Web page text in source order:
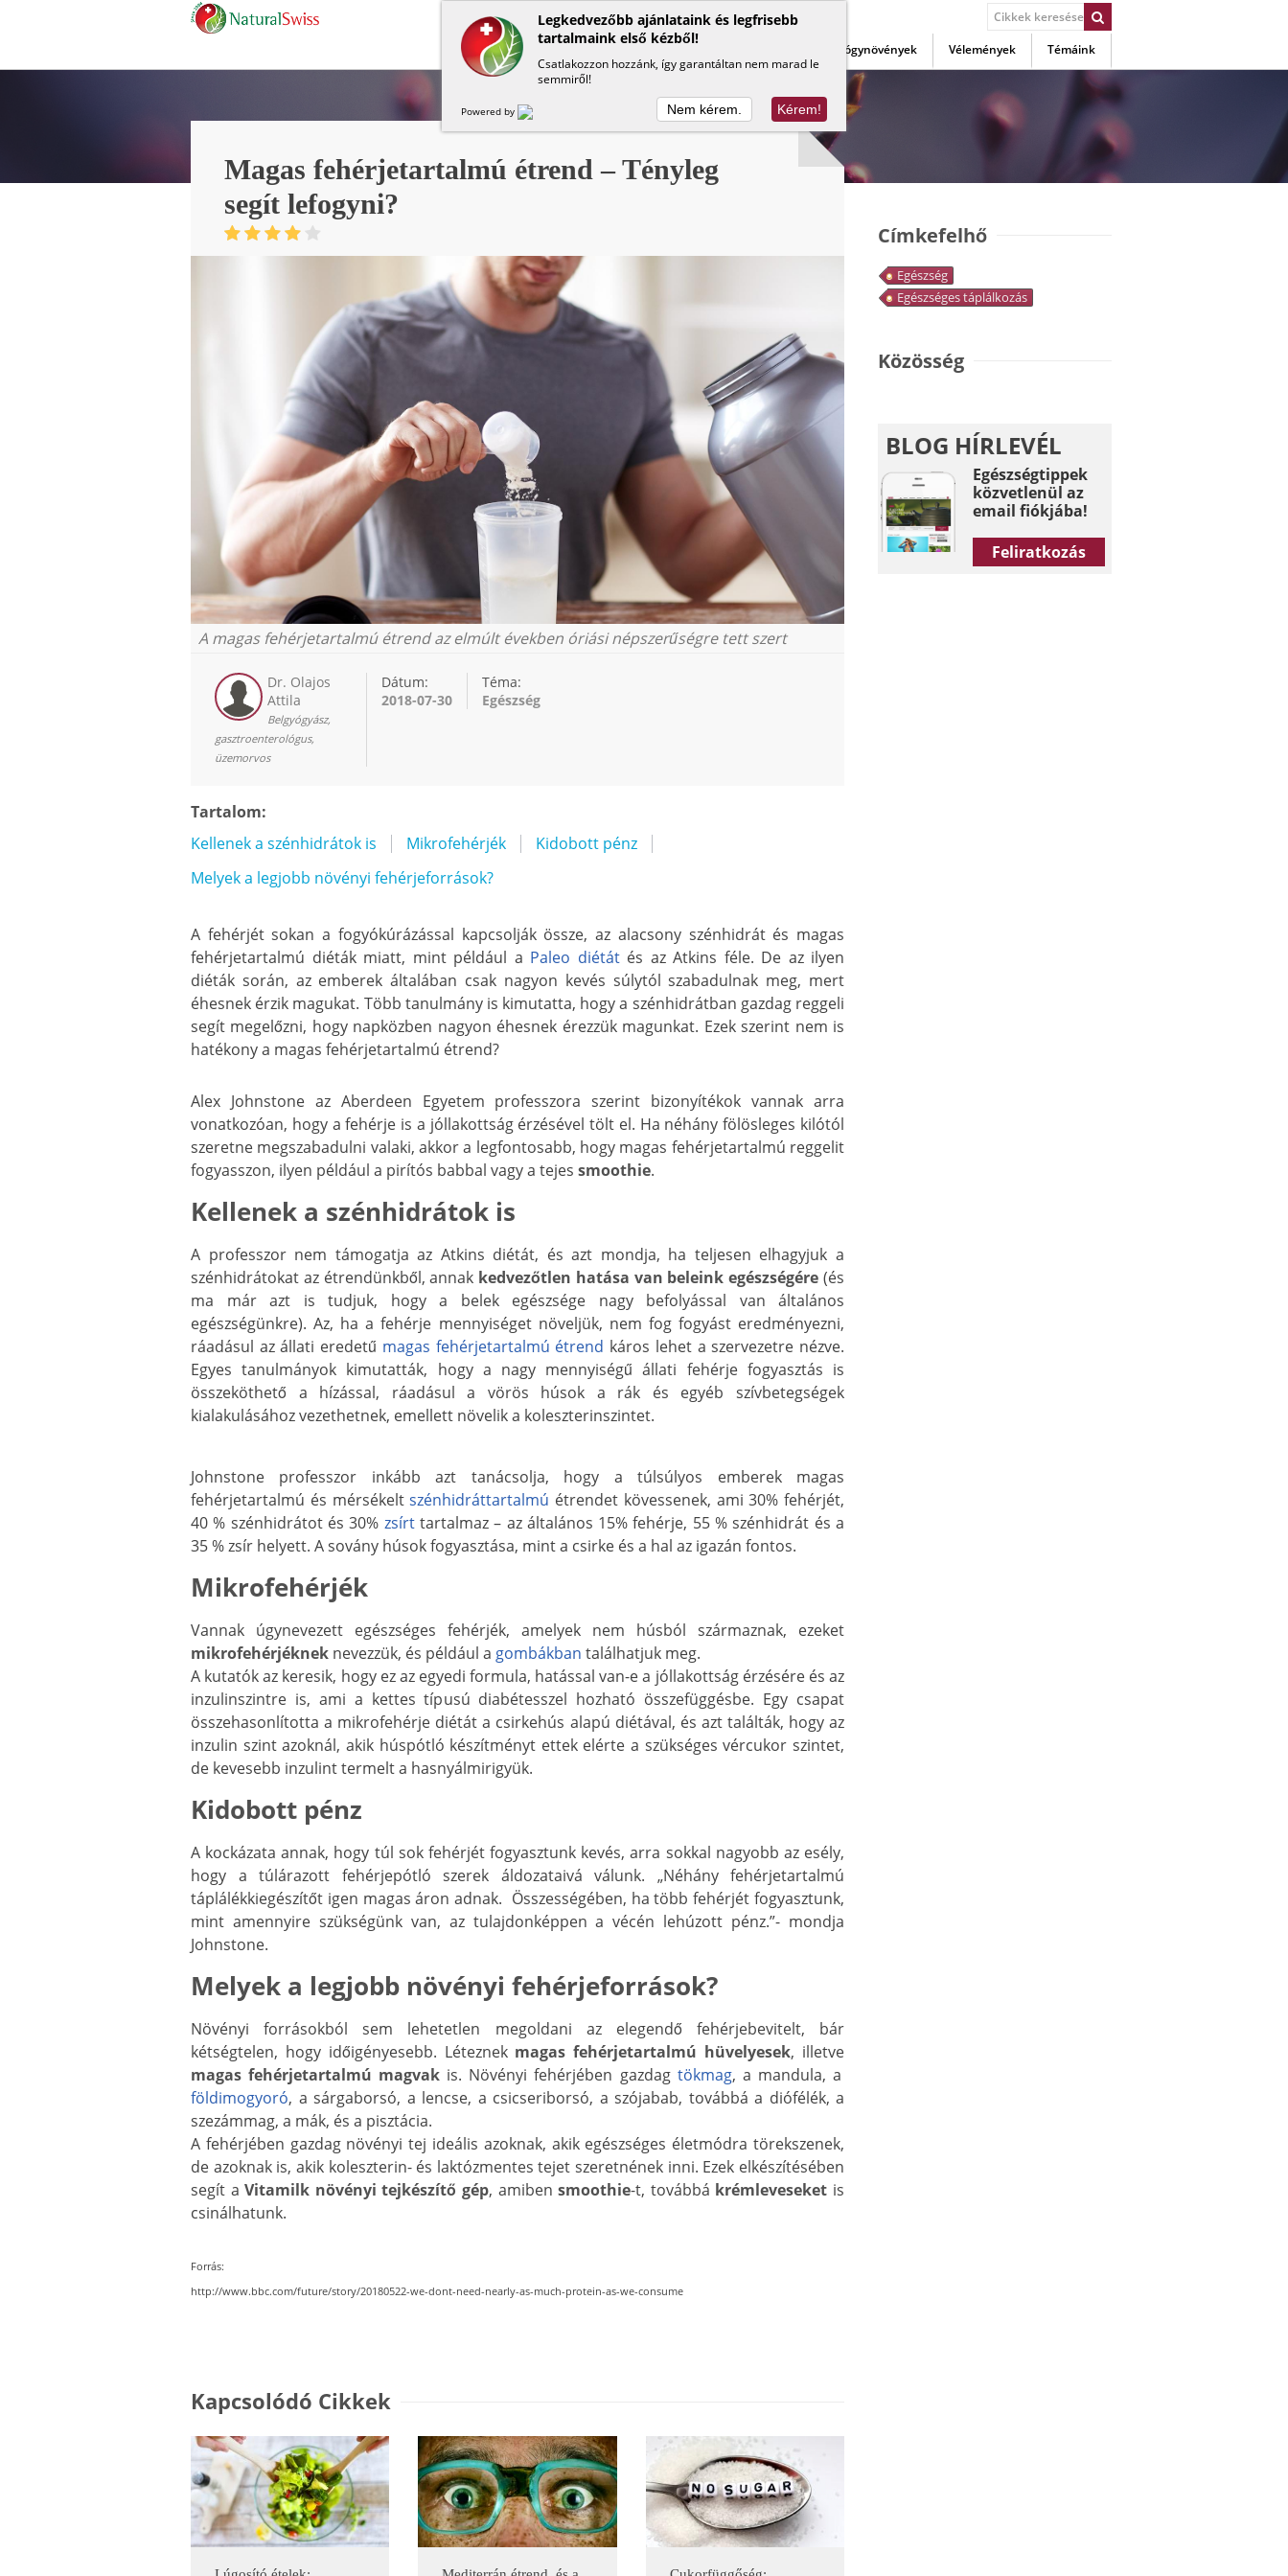
Gyógynövények Vélemények Témáink
Magas fehérjetartalmú étrend – Tényleg
segít lefogyni?
A magas fehérjetartalmú étrend az elmúlt években óriási népszerűségre tett szert
Dr. Olajos
Attila
Belgyógyász,
gasztroenterológus,
üzemorvos
Dátum:
2018-07-30
Téma:
Egészség
Tartalom:
Kellenek a szénhidrátok is
Mikrofehérjék
Kidobott pénz
Melyek a legjobb növényi fehérjeforrások?
A fehérjét sokan a fogyókúrázással kapcsolják össze, az alacsony szénhidrát és magas
fehérjetartalmú diéták miatt, mint például a Paleo diétátés az Atkins féle. De az ilyen
diéták során, az emberek általában csak nagyon kevés súlytól szabadulnak meg, mert
éhesnek érzik magukat. Több tanulmány is kimutatta, hogy a szénhidrátban gazdag reggeli
segít megelőzni, hogy napközben nagyon éhesnek érezzük magunkat. Ezek szerint nem is
hatékony a magas fehérjetartalmú étrend?
Alex Johnstone az Aberdeen Egyetem professzora szerint bizonyítékok vannak arra
vonatkozóan, hogy a fehérje is a jóllakottság érzésével tölt el. Ha néhány fölösleges kilótól
szeretne megszabadulni valaki, akkor a legfontosabb, hogy magas fehérjetartalmú reggelit
fogyasszon, ilyen például a pirítós babbal vagy a tejes smoothie.
Kellenek a szénhidrátok is
A professzor nem támogatja az Atkins diétát, és azt mondja, ha teljesen elhagyjuk a
szénhidrátokat az étrendünkből, annak kedvezőtlen hatása van beleink egészségére (és
ma már azt is tudjuk, hogy a belek egészsége nagy befolyással van általános
egészségünkre). Az, ha a fehérje mennyiséget növeljük, nem fog fogyást eredményezni,
ráadásul az állati eredetű magas fehérjetartalmú étrend káros lehet a szervezetre nézve.
Egyes tanulmányok kimutatták, hogy a nagy mennyiségű állati fehérje fogyasztás is
összeköthető a hízással, ráadásul a vörös húsok a rák és egyéb szívbetegségek
kialakulásához vezethetnek, emellett növelik a koleszterinszintet.
Johnstone professzor inkább azt tanácsolja, hogy a túlsúlyos emberek magas
fehérjetartalmú és mérsékeltszénhidráttartalmú étrendet kövessenek, ami 30% fehérjét,
40 % szénhidrátot és 30% zsírttartalmaz – az általános 15% fehérje, 55 % szénhidrát és a
35 % zsír helyett. A sovány húsok fogyasztása, mint a csirke és a hal az igazán fontos.
Mikrofehérjék
Vannak úgynevezett egészséges fehérjék, amelyek nem húsból származnak, ezeket
mikrofehérjéknek nevezzük, és például a gombákban találhatjuk meg.
A kutatók az keresik, hogy ez az egyedi formula, hatással van-e a jóllakottság érzésére és az
inzulinszintre is, ami a kettes típusú diabétesszel hozható összefüggésbe. Egy csapat
összehasonlította a mikrofehérje diétát a csirkehús alapú diétával, és azt találták, hogy az
inzulin szint azoknál, akik húspótló készítményt ettek elérte a szükséges vércukor szintet,
de kevesebb inzulint termelt a hasnyálmirigyük.
Kidobott pénz
A kockázata annak, hogy túl sok fehérjét fogyasztunk kevés, arra sokkal nagyobb az esély,
hogy a túlárazott fehérjepótló szerek áldozataivá válunk. „Néhány fehérjetartalmú
táplálékkiegészítőt igen magas áron adnak. Összességében, ha több fehérjét fogyasztunk,
mint amennyire szükségünk van, az tulajdonképpen a vécén lehúzott pénz.”- mondja
Johnstone.
Melyek a legjobb növényi fehérjeforrások?
Növényi forrásokból sem lehetetlen megoldani az elegendő fehérjebevitelt, bár
kétségtelen, hogy időigényesebb. Léteznekmagas fehérjetartalmú hüvelyesek, illetve
magas fehérjetartalmú magvak is. Növényi fehérjében gazdag tökmag, a mandula, a
földimogyoró, a sárgaborsó, a lencse, a csicseriborsó, a szójabab, továbbá a diófélék, a
szezámmag, a mák, és a pisztácia.
A fehérjében gazdag növényi tej ideális azoknak, akik egészséges életmódra törekszenek,
de azoknak is, akik koleszterin- és laktózmentes tejet szeretnének inni. Ezek elkészítésében
segít aVitamilk növényi tejkészítő gép, amibensmoothie-t, továbbá krémleveseket is
csinálhatunk.
Forrás:
http://www.bbc.com/future/story/20180522-we-dont-need-nearly-as-much-protein-as-we-consume
Kapcsolódó Cikkek
Címkefelhő
Egészség
Egészséges táplálkozás
Közösség
BLOG HÍRLEVÉL
Egészségtippek
közvetlenül az
email fiókjába!
Feliratkozás
Legkedvezőbb ajánlataink és legfrisebb
tartalmaink első kézből!
Csatlakozzon hozzánk, így garantáltan nem marad le
semmiről!
Powered by Nem kérem. Kérem!